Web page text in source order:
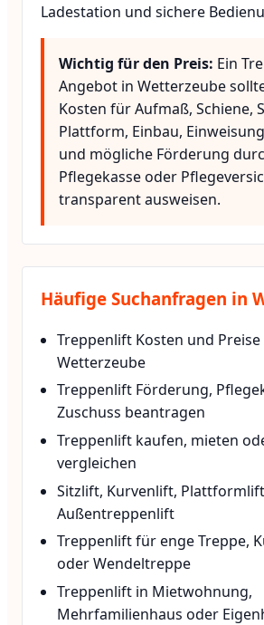
Ladestation und sichere
Wichtig für den Preis: Ein
Angebot in Wetterzeube
Kosten für Aufmaß, Schiene,
Plattform, Einbau,
und mögliche Förderung
Pflegekasse oder
transparent ausweisen.
Häufige Suchanfragen in
Treppenlift Kosten und Preise
Wetterzeube
Treppenlift Förderung,
Zuschuss beantragen
Treppenlift kaufen, mieten
vergleichen
Sitzlift, Kurvenlift,
Außentreppenlift
Treppenlift für enge Treppe,
oder Wendeltreppe
Treppenlift in Mietwohnung,
Mehrfamilienhaus oder